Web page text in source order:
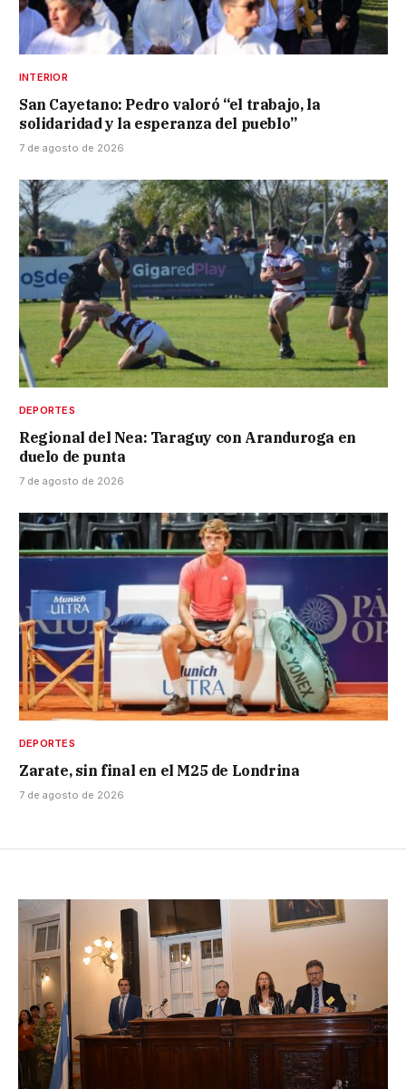
INTERIOR
San Cayetano: Pedro valoró “el trabajo, la
solidaridad y la esperanza del pueblo”
7 de agosto de 2026
DEPORTES
Regional del Nea: Taraguy con Aranduroga en
duelo de punta
7 de agosto de 2026
DEPORTES
Zarate, sin final en el M25 de Londrina
7 de agosto de 2026